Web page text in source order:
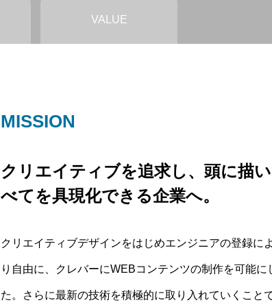
VALUE
MISSION
クリエイティブを追求し、頭に描
べてを具現化できる企業へ。
クリエイティブデザインをはじめエンジニアの登録に
り自由に、クレバーにWEBコンテンツの制作を可能に
た。さらに最新の技術を積極的に取り入れていくこと
VISION
”少し先の未来を手元に”をテーマ
Meliusは取り組んでいます。
もう少し先だと思っていた未来の技術やできなかった
分たちで作り出すことを我々はVISIONとしています。
VALUE
WEBコンテンツを低価格に。さら
オリティをあげて。
他社にできない価格で。さらにコンテンツ内容を上げ
よう企業として努力をし続けます。